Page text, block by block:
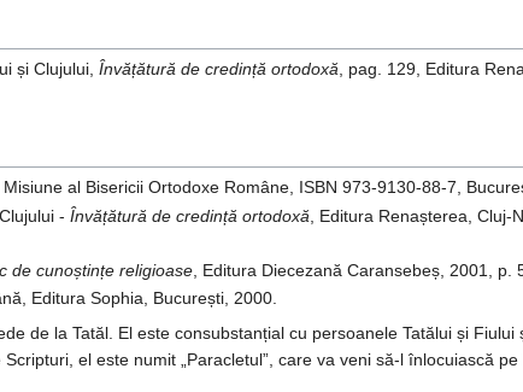
și Clujului, Învățătură de credință ortodoxă , pag. 129, Editura
Misiune al Bisericii Ortodoxe Române, ISBN 973-9130-88-7,
-Învățătură de credință ortodoxă , Editura Renașterea,
de cunoștințe religioase , Editura Diecezană Caransebeș, 2001, p.
Editura Sophia, București, 2000.
de la Tatăl. El este consubstanțial cu persoanele Tatălui și Fiului
el este numit „Paracletul”, care va veni să-l înlocuiască